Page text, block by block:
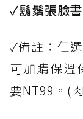
✓鬍鬚張臉
✓備註：任
可加購保溫
要NT99。(